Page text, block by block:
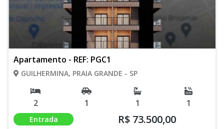
Apartamento - REF: PGC1
GUILHERMINA, PRAIA GRANDE - SP
2 1 1 1
Entrada R$ 73.500,00